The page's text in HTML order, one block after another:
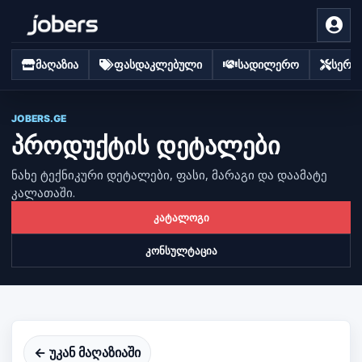
მაღაზია ფასდაკლებული სადილერო
JOBERS.GE
პროდუქტის დეტალები
ნახე ტექნიკური დეტალები, ფასი, მარაგი და დაამატე
კალათაში.
კატალოგი
კონსულტაცია
← უკან მაღაზიაში